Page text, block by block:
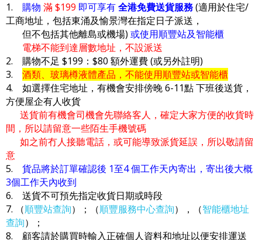
1. 購物 滿 $199 即可享有全港免費送貨服務(適用於住宅/
工商地址，包括東涌及愉景灣在指定日子派送，
但不包括其他離島或機場) 或使用順豐站及智能櫃
電梯不能到達層數地址，不設派送
2. 購物不足 $199：$80 額外運費 (或另外註明)
3. 酒類、玻璃樽液體產品，不能使用順豐站或智能櫃
4. 如選擇住宅地址，有機會安排傍晚 6-11點 下班後送貨，
方便屋企有人收貨
送貨前有機會司機會先聯絡客人，確定大家方便的收貨時
間，所以請留意一些陌生手機號碼
如之前冇人接聽電話，或可能導致派貨延誤，所以敬請留
意
5. 貨品將於訂單確認後 1至4 個工作天內寄出，寄出後大概
3個工作天內收到
6. 送貨不可預先指定收貨日期或時段
7. （順豐站查詢）；（順豐服務中心查詢），（智能櫃地址
查詢）；
8. 顧客請於購買時輸入正確個人資料和地址以便安排運送